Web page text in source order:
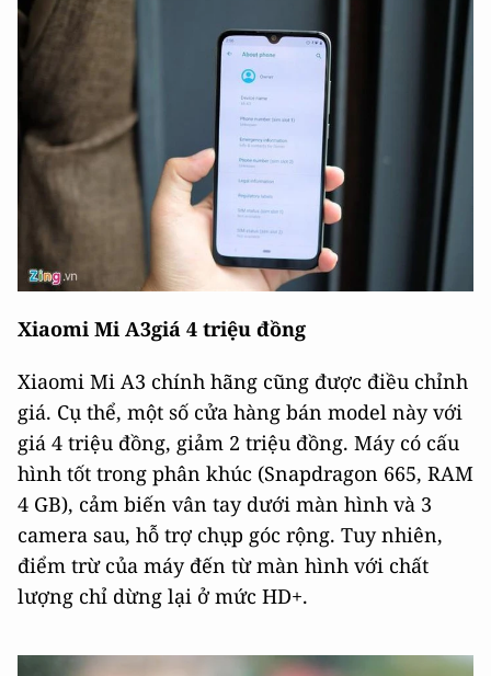
Xiaomi Mi A3giá 4 triệu đồng
Xiaomi Mi A3 chính hãng cũng được điều chỉnh
giá. Cụ thể, một số cửa hàng bán model này với
giá 4 triệu đồng, giảm 2 triệu đồng. Máy có cấu
hình tốt trong phân khúc (Snapdragon 665, RAM
4 GB), cảm biến vân tay dưới màn hình và 3
camera sau, hỗ trợ chụp góc rộng. Tuy nhiên,
điểm trừ của máy đến từ màn hình với chất
lượng chỉ dừng lại ở mức HD+.